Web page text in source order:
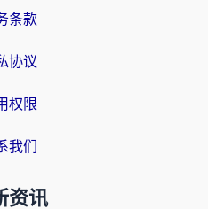
条款
协议
权限
我们
资讯